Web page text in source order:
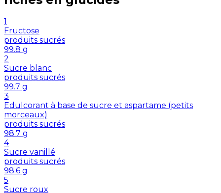
1
Fructose
produits sucrés
99.8 g
2
Sucre blanc
produits sucrés
99.7 g
3
Edulcorant à base de sucre et aspartame (petits
morceaux)
produits sucrés
98.7 g
4
Sucre vanillé
produits sucrés
98.6 g
5
Sucre roux